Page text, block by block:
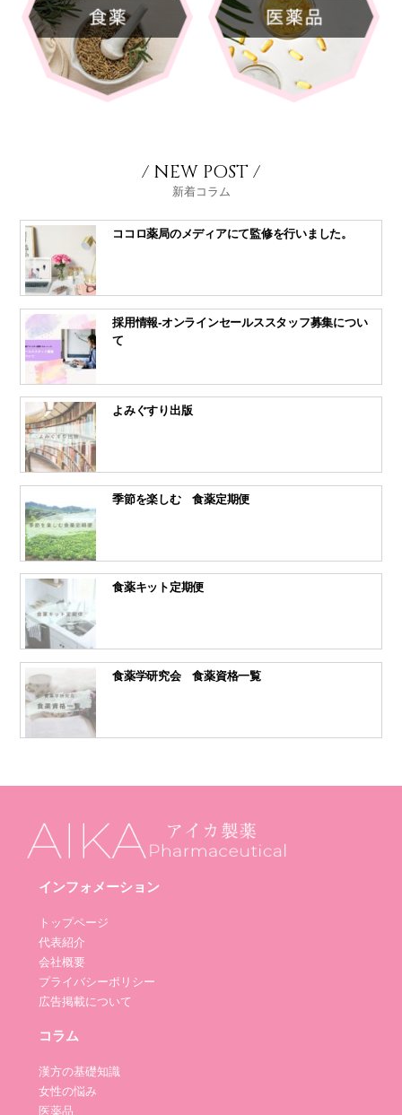
/ NEW POST /
新着コラム
ココロ薬局のメディアにて監修を行いました。
採用情報-オンラインセールススタッフ募集につい
て
よみぐすり出版
季節を楽しむ 食薬定期便
食薬キット定期便
食薬学研究会 食薬資格一覧
インフォメーション
トップページ
代表紹介
会社概要
プライバシーポリシー
広告掲載について
コラム
漢方の基礎知識
女性の悩み
医薬品